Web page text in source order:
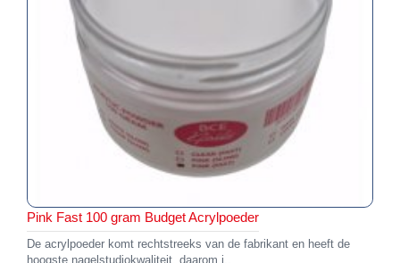
Pink Fast 100 gram Budget Acrylpoeder
De acrylpoeder komt rechtstreeks van de fabrikant en heeft de
hoogste nagelstudiokwaliteit, daarom i..